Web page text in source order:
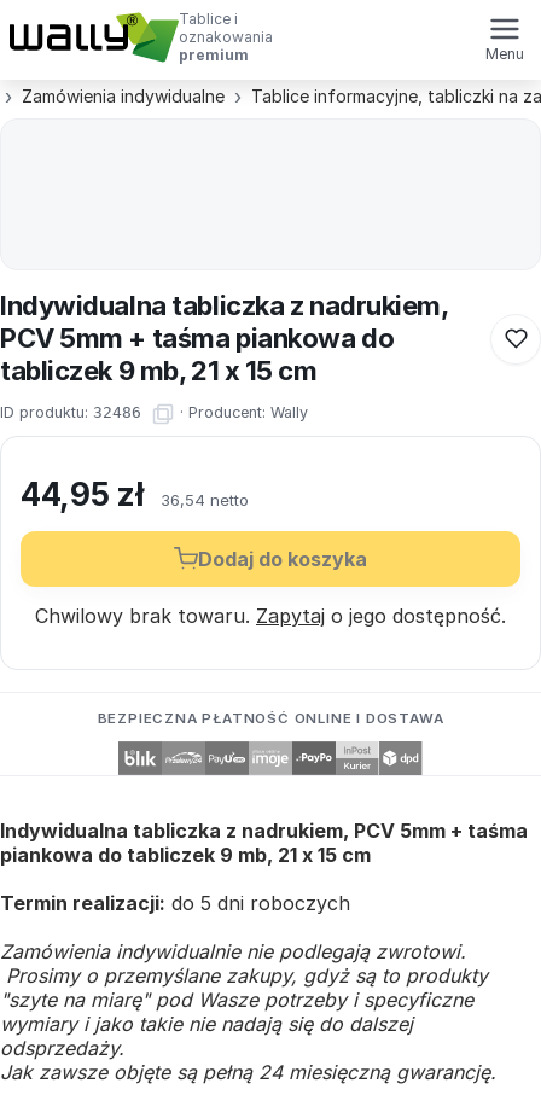
Tablice i
oznakowania
premium
Menu
Zamówienia indywidualne Tablice informacyjne, tabliczki na
Indywidualna tabliczka z nadrukiem,
PCV 5mm + taśma piankowa do
tabliczek 9 mb, 21 x 15 cm
ID produktu: 32486 · Producent: Wally
44,95 zł 36,54 netto
Dodaj do koszyka
Chwilowy brak towaru. Zapytaj o jego dostępność.
BEZPIECZNA PŁATNOŚĆ ONLINE I DOSTAWA
Indywidualna tabliczka z nadrukiem, PCV 5mm + taśma
piankowa do tabliczek 9 mb, 21 x 15 cm
Termin realizacji: do 5 dni roboczych
Zamówienia indywidualnie nie podlegają zwrotowi.
Prosimy o przemyślane zakupy, gdyż są to produkty
"szyte na miarę" pod Wasze potrzeby i specyficzne
wymiary i jako takie nie nadają się do dalszej
odsprzedaży.
Jak zawsze objęte są pełną 24 miesięczną gwarancję.